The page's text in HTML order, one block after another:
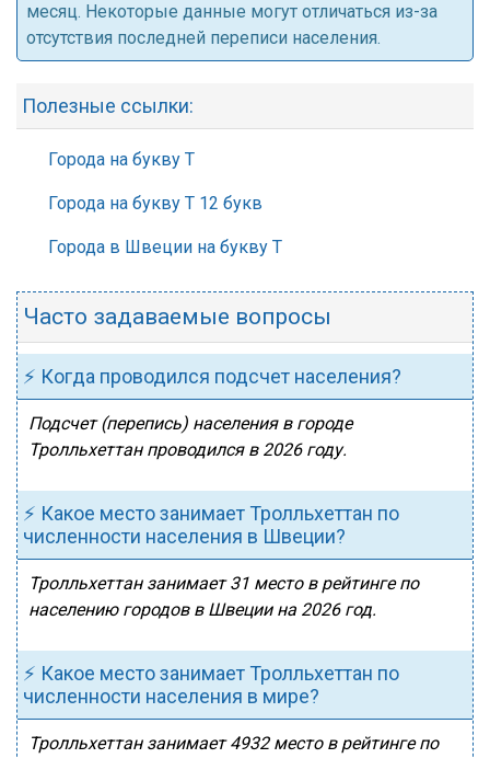
месяц. Некоторые данные могут отличаться из-за
отсутствия последней переписи населения.
Полезные ссылки:
Города на букву Т
Города на букву Т 12 букв
Города в Швеции на букву Т
Часто задаваемые вопросы
⚡ Когда проводился подсчет населения?
Подсчет (перепись) населения в городе
Тролльхеттан проводился в 2026 году.
⚡ Какое место занимает Тролльхеттан по
численности населения в Швеции?
Тролльхеттан занимает 31 место в рейтинге по
населению городов в Швеции на 2026 год.
⚡ Какое место занимает Тролльхеттан по
численности населения в мире?
Тролльхеттан занимает 4932 место в рейтинге по